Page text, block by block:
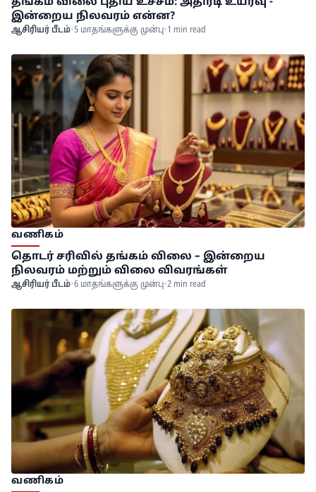
இன்றைய நிலவரம் என்ன?
ஆசிரியர் பீடம்•5 மாதங்களுக்கு முன்பு•1 min read
வணிகம்
தொடர் சரிவில் தங்கம் விலை – இன்றைய
நிலவரம் மற்றும் விலை விவரங்கள்
ஆசிரியர் பீடம்•6 மாதங்களுக்கு முன்பு•2 min read
வணிகம்